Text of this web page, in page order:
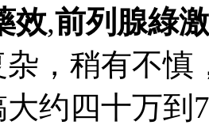
效,前列腺綠
杂，稍有不
约四十万到